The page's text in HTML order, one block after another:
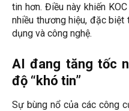
tin hơn. Điều này khiến
nhiều thương hiệu, đặc
dụng và công nghệ.
AI đang tăng tốc
độ “khó tin”
Sự bùng nổ của các công